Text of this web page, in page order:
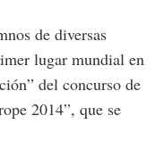
de diversas
lugar mundial en
del concurso de
2014”, que se